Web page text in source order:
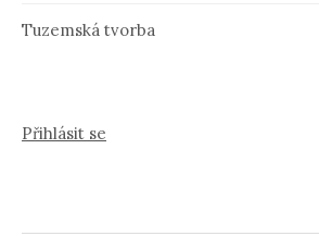
Tuzemská tvorba
Přihlásit se